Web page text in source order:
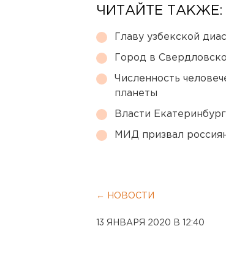
ЧИТАЙТЕ ТАКЖЕ:
Главу узбекской
Город в
Численность
планеты
Власти
МИД призвал
← НОВОСТИ
13 ЯНВАРЯ 2020 В 12:40